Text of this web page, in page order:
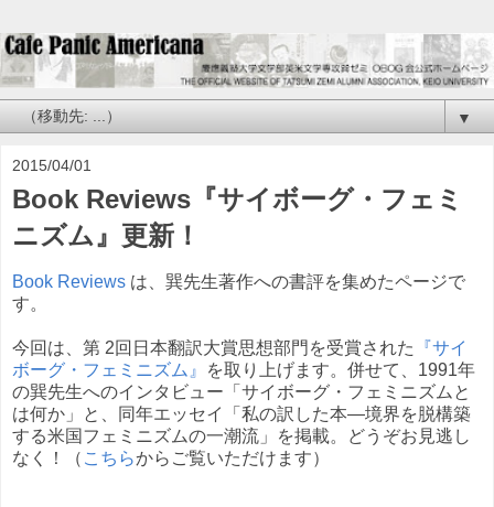
▼
2015/04/01
Book Reviews『サイボーグ・フェミ
ニズム』更新！
Book Reviews は、巽先生著作への書評を集めたページで
す。
今回は、第 2回日本翻訳大賞思想部門を受賞された
『サイ
ボーグ・フェミニズム』
を取り上げます。併せて、1991年
の巽先生へのインタビュー「サイボーグ・フェミニズムと
は何か」と、同年エッセイ「私の訳した本—境界を脱構築
する米国フェミニズムの一潮流」を掲載。どうぞお見逃し
なく！（ こちらからご覧いただけます）